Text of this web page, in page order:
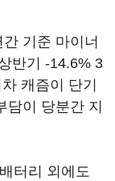
기준 마이너
반기 -14.6% 3
캐즘이 단기
담이 당분간 지
터리 외에도